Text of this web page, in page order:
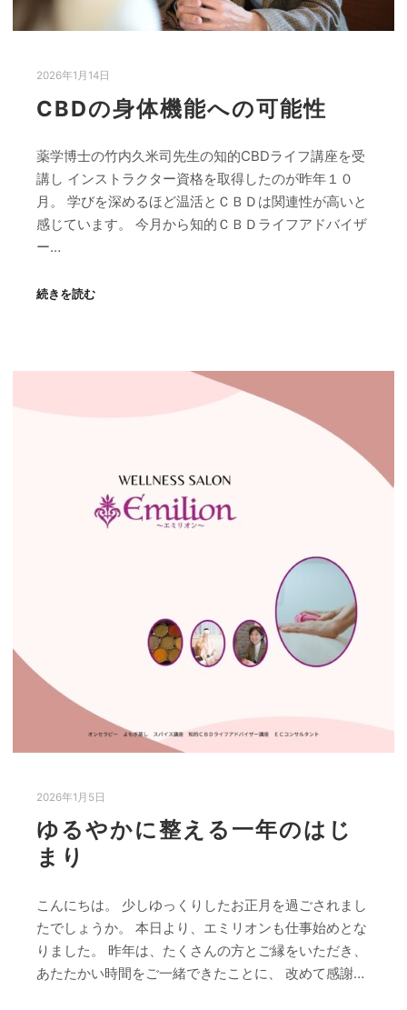
2026年1月14日
CBDの身体機能への可能性
薬学博士の竹内久米司先生の知的CBDライフ講座を受
講し インストラクター資格を取得したのが昨年１０
月。 学びを深めるほど温活とＣＢＤは関連性が高いと
感じています。 今月から知的ＣＢＤライフアドバイザ
ー…
続きを読む
2026年1月5日
ゆるやかに整える一年のはじ
まり
こんにちは。 少しゆっくりしたお正月を過ごされまし
たでしょうか。 本日より、エミリオンも仕事始めとな
りました。 昨年は、たくさんの方とご縁をいただき、
あたたかい時間をご一緒できたことに、 改めて感謝…